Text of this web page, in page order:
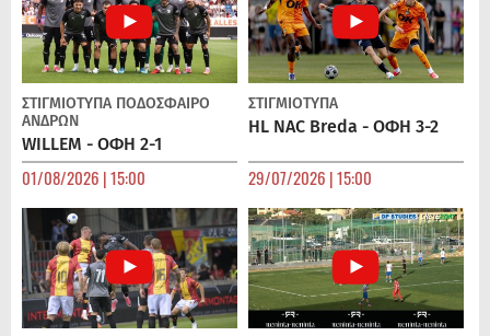
ΣΤΙΓΜΙΟΤΥΠΑ ΠΟΔΌΣΦΑΙΡΟ
ΑΝΔΡΏΝ
WILLEM - ΟΦΗ 2-1
01/08/2026 | 15:00
ΣΤΙΓΜΙΟΤΥΠΑ
HL NAC Breda - ΟΦΗ 3-2
29/07/2026 | 15:00